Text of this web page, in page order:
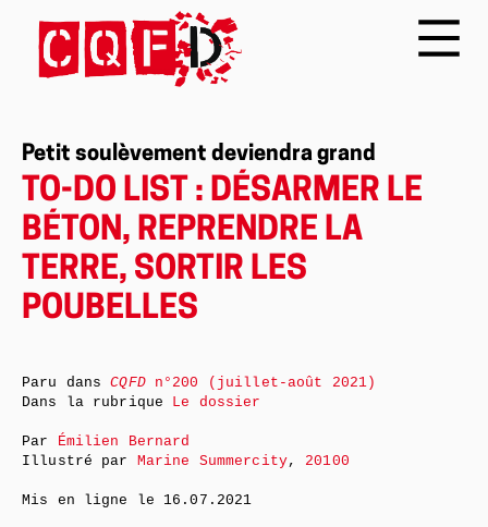
Petit soulèvement deviendra grand
TO-DO LIST : DÉSARMER LE
BÉTON, REPRENDRE LA
TERRE, SORTIR LES
POUBELLES
Paru dansCQFDn°200 (juillet-août 2021)
Dans la rubrique Le dossier
Par Émilien Bernard
Illustré par Marine Summercity, 20100
Mis en ligne le 16.07.2021